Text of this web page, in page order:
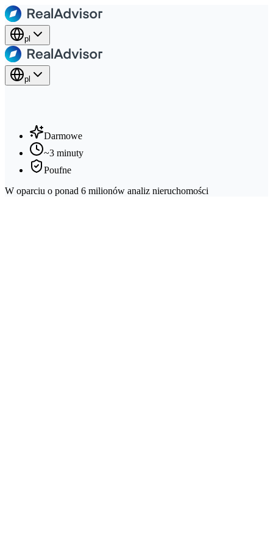
pl
pl
Darmowe
~3 minuty
Poufne
W oparciu o ponad 6 milionów analiz nieruchomości